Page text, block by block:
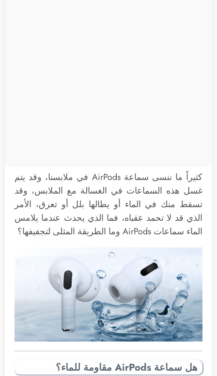
كثيراً ما ننسى سماعة AirPods في ملابسنا، وقد يتم
غسل هذه السماعات في الغسالة مع الملابس، وقد
تسقط منك في الماء أو يطالها بلل أو تعرق، الأمر
الذي قد لا تحمد عقباه، فما الذي يحدث عندما يلامس
الماء سماعات AirPods وما الطريقة المثلى لتجفيفها؟
هل سماعة AirPods مقاومة للماء؟